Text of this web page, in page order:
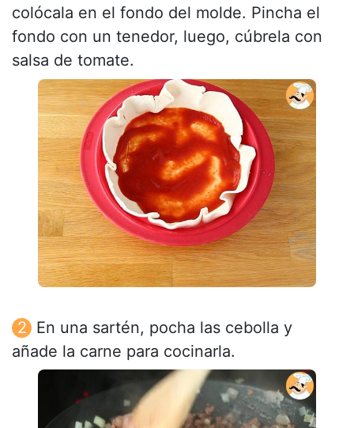
colócala en el fondo del molde. Pincha el
fondo con un tenedor, luego, cúbrela con
salsa de tomate.
En una sartén, pocha las cebolla y
añade la carne para cocinarla.